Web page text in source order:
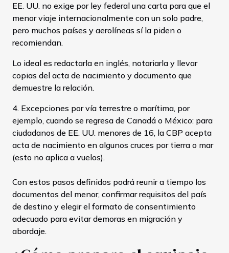
EE. UU. no exige por ley federal una carta para que el
menor viaje internacionalmente con un solo padre,
pero muchos países y aerolíneas sí la piden o
recomiendan.
Lo ideal es redactarla en inglés, notariarla y llevar
copias del acta de nacimiento y documento que
demuestre la relación.
4. Excepciones por vía terrestre o marítima, por
ejemplo, cuando se regresa de Canadá o México: para
ciudadanos de EE. UU. menores de 16, la CBP acepta
acta de nacimiento en algunos cruces por tierra o mar
(esto no aplica a vuelos).
Con estos pasos definidos podrá reunir a tiempo los
documentos del menor, confirmar requisitos del país
de destino y elegir el formato de consentimiento
adecuado para evitar demoras en migración y
abordaje.